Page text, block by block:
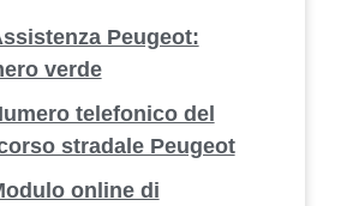
Peugeot:
verde
telefonico del
stradale Peugeot
online di